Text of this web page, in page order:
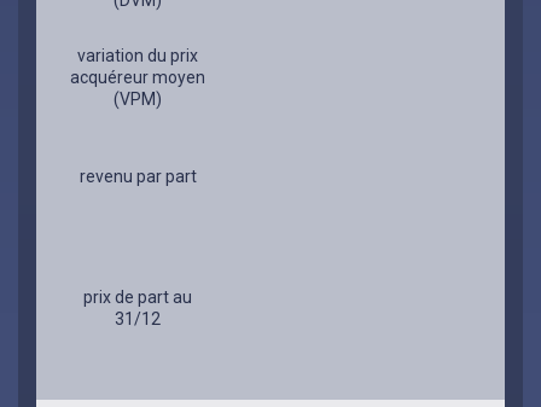
variation du prix
acquéreur moyen
(VPM)
revenu par part
prix de part au
31/12